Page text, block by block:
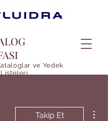
ve Yedek
Listeleri
Takip Et